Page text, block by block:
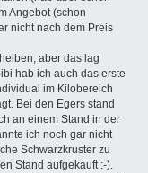
Angebot (schon
nicht nach dem Preis
aber das lag
hab ich auch das erste
im Kilobereich
Bei den Egers stand
an einem Stand in der
ich noch gar nicht
Schwarzkruster zu
Stand aufgekauft :-).